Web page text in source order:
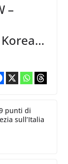
–
punti di
sull’Italia